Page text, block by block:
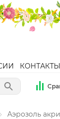
КОНТАКТЫ
Аэрозоль